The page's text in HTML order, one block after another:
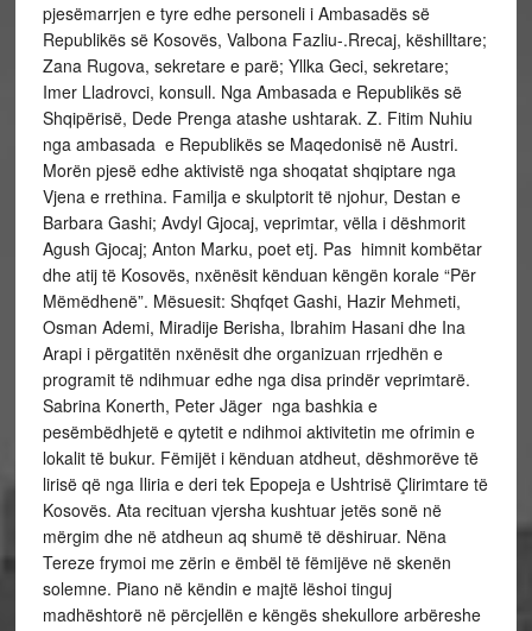
pjesëmarrjen e tyre edhe personeli i Ambasadës së
Republikës së Kosovës, Valbona Fazliu-.Rrecaj, këshilltare;
Zana Rugova, sekretare e parë; Yllka Geci, sekretare;
Imer Lladrovci, konsull. Nga Ambasada e Republikës së
Shqipërisë, Dede Prenga atashe ushtarak. Z. Fitim Nuhiu
nga ambasada e Republikës se Maqedonisë në Austri.
Morën pjesë edhe aktivistë nga shoqatat shqiptare nga
Vjena e rrethina. Familja e skulptorit të njohur, Destan e
Barbara Gashi; Avdyl Gjocaj, veprimtar, vëlla i dëshmorit
Agush Gjocaj; Anton Marku, poet etj. Pas himnit kombëtar
dhe atij të Kosovës, nxënësit kënduan këngën korale “Për
Mëmëdhenë”. Mësuesit: Shqfqet Gashi, Hazir Mehmeti,
Osman Ademi, Miradije Berisha, Ibrahim Hasani dhe Ina
Arapi i përgatitën nxënësit dhe organizuan rrjedhën e
programit të ndihmuar edhe nga disa prindër veprimtarë.
Sabrina Konerth, Peter Jäger nga bashkia e
pesëmbëdhjetë e qytetit e ndihmoi aktivitetin me ofrimin e
lokalit të bukur. Fëmijët i kënduan atdheut, dëshmorëve të
lirisë që nga Iliria e deri tek Epopeja e Ushtrisë Çlirimtare të
Kosovës. Ata recituan vjersha kushtuar jetës sonë në
mërgim dhe në atdheun aq shumë të dëshiruar. Nëna
Tereze frymoi me zërin e ëmbël të fëmijëve në skenën
solemne. Piano në këndin e majtë lëshoi tinguj
madhështorë në përcjellën e këngës shekullore arbëreshe